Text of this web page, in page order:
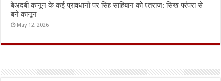
बेअदबी कानून के कई प्रावधानों पर सिंह साहिबान को एतराज: सिख परंपरा से
बने कानून
May 12, 2026